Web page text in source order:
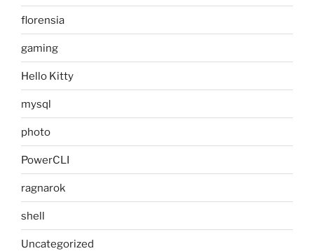
florensia
gaming
Hello Kitty
mysql
photo
PowerCLI
ragnarok
shell
Uncategorized